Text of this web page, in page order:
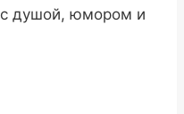
с душой, юмором и